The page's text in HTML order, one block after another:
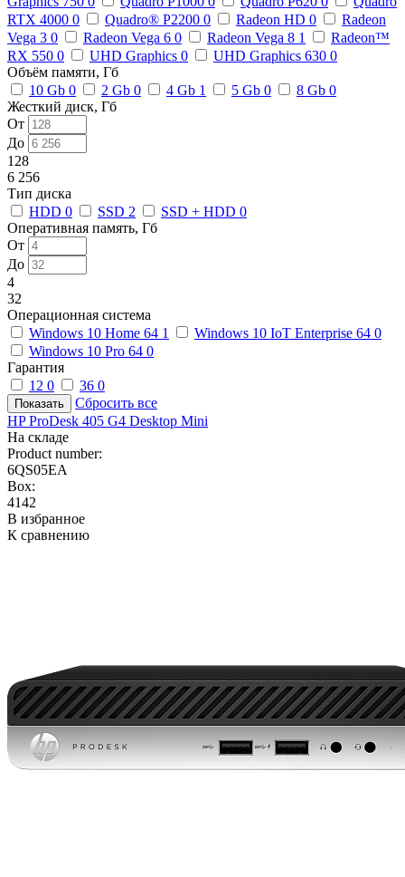
RTX 4000 0 Quadro® P2200 0 Radeon HD 0
Radeon
Vega 3 0 Radeon Vega 6 0 Radeon Vega 8 1
Radeon™
RX 550 0 UHD Graphics 0 UHD Graphics 630 0
Объём памяти, Гб
10 Gb 0 2 Gb 0 4 Gb 1 5 Gb 0 8 Gb 0
Жесткий диск, Гб
От
До
128
6 256
Тип диска
HDD 0 SSD 2 SSD + HDD 0
Оперативная память, Гб
От
До
4
32
Операционная система
Windows 10 Home 64 1 Windows 10 IoT Enterprise 64 0
Windows 10 Pro 64 0
Гарантия
12 0 36 0
Сбросить все
HP ProDesk 405 G4 Desktop Mini
На складе
Product number:
6QS05EA
Box:
4142
В избранное
К сравнению